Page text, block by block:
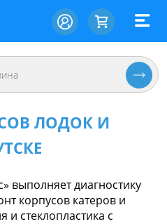
ЛОДОК И
выполняет диагностику
корпусов катеров и
стеклопластика с